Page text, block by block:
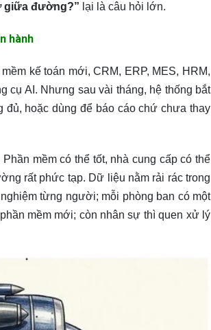
giữa đường?” lại là câu hỏi lớn.
hành
kế toán mới, CRM, ERP, MES, HRM,
cụ AI. Nhưng sau vài tháng, hệ thống bắt
đủ, hoặc dùng để báo cáo chứ chưa thay
mềm có thể tốt, nhà cung cấp có thể
rất phức tạp. Dữ liệu nằm rải rác trong
từng người; mỗi phòng ban có một
mềm mới; còn nhân sự thì quen xử lý